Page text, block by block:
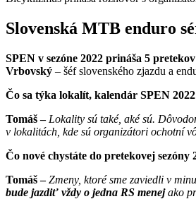
Slovenská MTB enduro
SPEN v sezóne 2022 prináša 5
Vrbovský – šéf slovenského zjazdu a
Čo sa týka lokalít, kalendár SPEN
Tomáš – Lokality sú také, aké sú.
v lokalitách, kde sú organizátori ochotní
Čo nové chystáte do pretekovej sezóny
Tomáš –Zmeny, ktoré sme zaviedli v
bude jazdiť vždy o jedna RS menejako